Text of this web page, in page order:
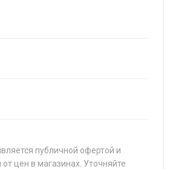
публичной офертой и
цен в магазинах. Уточняйте